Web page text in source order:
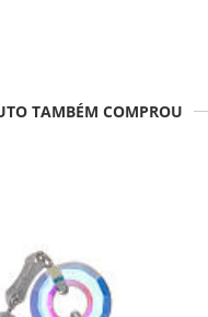
TAMBÉM COMPROU